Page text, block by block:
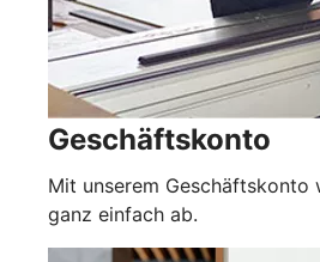
Geschäftskonto
Mit unserem Geschäftskonto
ganz einfach ab.